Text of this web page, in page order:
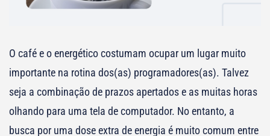
O café e o energético costumam ocupar um lugar muito
importante na rotina dos(as) programadores(as). Talvez
seja a combinação de prazos apertados e as muitas horas
olhando para uma tela de computador. No entanto, a
busca por uma dose extra de energia é muito comum entre